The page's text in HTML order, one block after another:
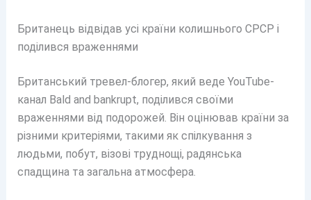
Британець відвідав усі країни колишнього СРСР і
поділився враженнями
Британський тревел-блогер, який веде YouTube-
канал Bald and bankrupt, поділився своїми
враженнями від подорожей. Він оцінював країни за
різними критеріями, такими як спілкування з
людьми, побут, візові труднощі, радянська
спадщина та загальна атмосфера.